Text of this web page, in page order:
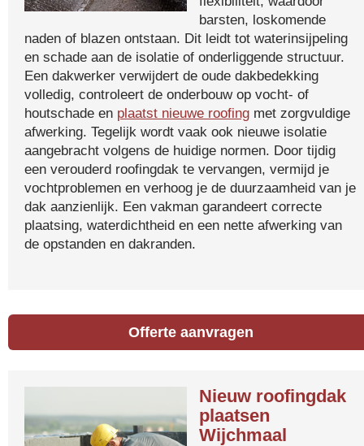
barsten, loskomende
naden of blazen ontstaan. Dit leidt tot waterinsijpeling
en schade aan de isolatie of onderliggende structuur.
Een dakwerker verwijdert de oude dakbedekking
volledig, controleert de onderbouw op vocht- of
houtschade en plaatst nieuwe roofing met zorgvuldige
afwerking. Tegelijk wordt vaak ook nieuwe isolatie
aangebracht volgens de huidige normen. Door tijdig
een verouderd roofingdak te vervangen, vermijd je
vochtproblemen en verhoog je de duurzaamheid van je
dak aanzienlijk. Een vakman garandeert correcte
plaatsing, waterdichtheid en een nette afwerking van
de opstanden en dakranden.
Offerte aanvragen
Nieuw roofingdak
plaatsen
Wijchmaal